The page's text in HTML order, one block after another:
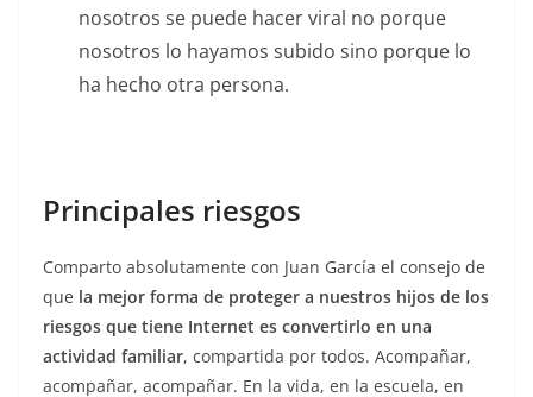
nosotros se puede hacer viral no porque
nosotros lo hayamos subido sino porque lo
ha hecho otra persona.
Principales riesgos
Comparto absolutamente con Juan García el consejo de
que la mejor forma de proteger a nuestros hijos de los
riesgos que tiene Internet es convertirlo en una
actividad familiar, compartida por todos. Acompañar,
acompañar, acompañar. En la vida, en la escuela, en